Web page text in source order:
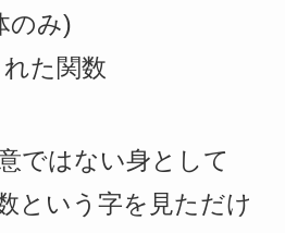
のみ)
た関数
ではない身として
という字を見ただけ